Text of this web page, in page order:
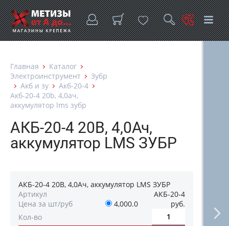
Главная
Каталог
Электроинструмент
Зубр
Акб и зу
Акб-20-4
Акб-20-4 20b, 4,0ач,
аккумулятор lms зубр
АКБ-20-4 20B, 4,0Ач,
аккумулятор LMS ЗУБР
АКБ-20-4 20B, 4,0Ач, аккумулятор LMS ЗУБР
Артикул
АКБ-20-4
Цена за шт/руб
4,000.0
руб.
Кол-во